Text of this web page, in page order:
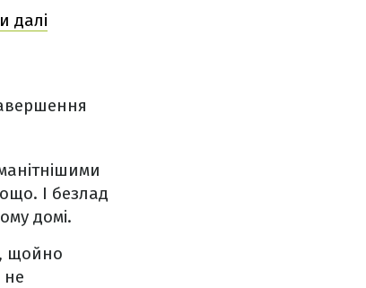
далі
І безлад
домі.
щойно
не